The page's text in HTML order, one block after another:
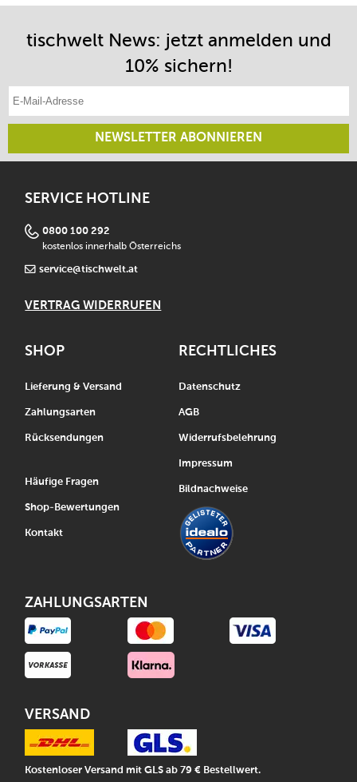
tischwelt News: jetzt anmelden und
10% sichern!
NEWSLETTER ABONNIEREN
SERVICE HOTLINE
0800 100 292
kostenlos innerhalb Österreichs
service@tischwelt.at
VERTRAG WIDERRUFEN
SHOP
Lieferung & Versand
Zahlungsarten
Rücksendungen
Häufige Fragen
Shop-Bewertungen
Kontakt
RECHTLICHES
Datenschutz
AGB
Widerrufsbelehrung
Impressum
Bildnachweise
ZAHLUNGSARTEN
VERSAND
Kostenloser Versand mit GLS ab 79 € Bestellwert.